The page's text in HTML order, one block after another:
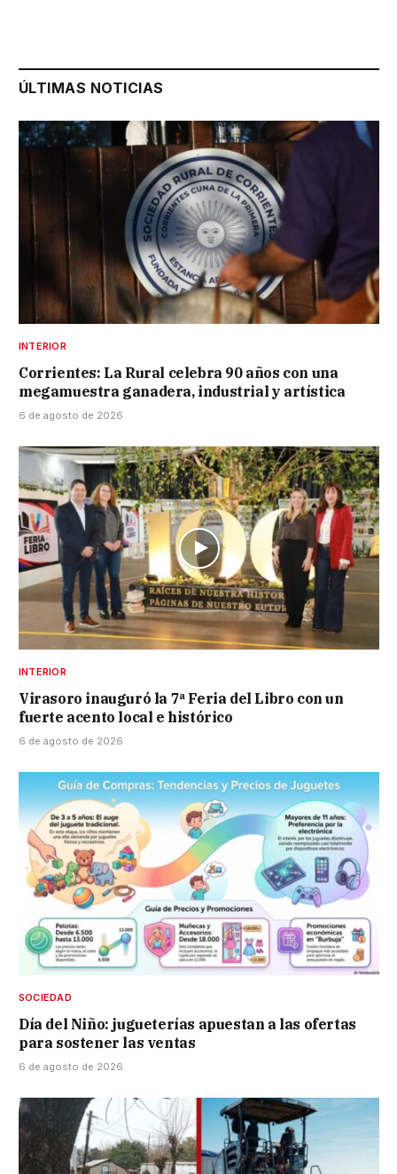
ÚLTIMAS NOTICIAS
INTERIOR
Corrientes: La Rural celebra 90 años con una
megamuestra ganadera, industrial y artística
6 de agosto de 2026
INTERIOR
Virasoro inauguró la 7ª Feria del Libro con un
fuerte acento local e histórico
6 de agosto de 2026
SOCIEDAD
Día del Niño: jugueterías apuestan a las ofertas
para sostener las ventas
6 de agosto de 2026